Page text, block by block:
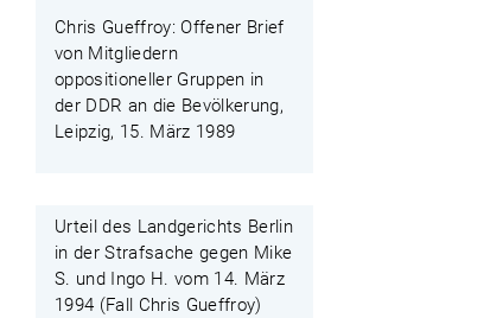
Chris Gueffroy: Offener Brief
von Mitgliedern
oppositioneller Gruppen in
der DDR an die Bevölkerung,
Leipzig, 15. März 1989
Urteil des Landgerichts Berlin
in der Strafsache gegen Mike
S. und Ingo H. vom 14. März
1994 (Fall Chris Gueffroy)